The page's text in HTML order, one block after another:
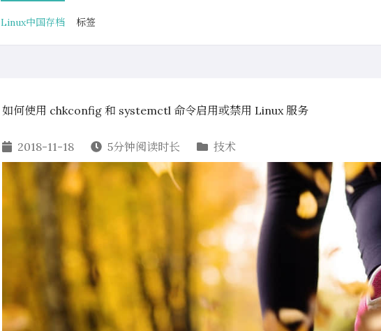
Linux中国存档 标签
如何使用 chkconfig 和 systemctl 命令启用或禁用 Linux 服务
2018-11-18 5分钟阅读时长 技术